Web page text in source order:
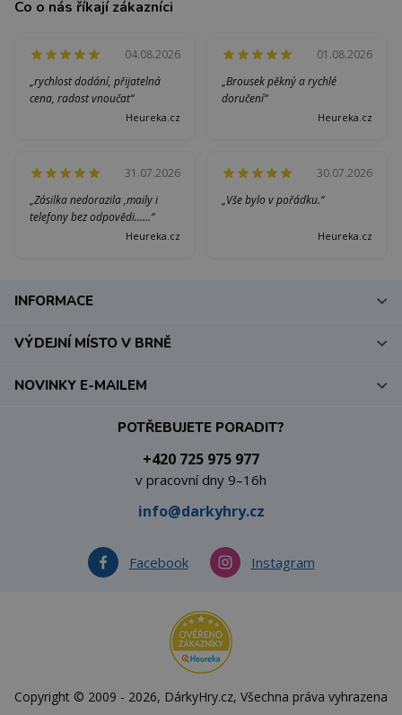
Co o nás říkají zákazníci
04.08.2026
„rychlost dodání, přijatelná
cena, radost vnoučat“
Heureka.cz
01.08.2026
„Brousek pěkný a rychlé
doručení“
Heureka.cz
31.07.2026
„Zásilka nedorazila ,maily i
telefony bez odpovědi......“
Heureka.cz
30.07.2026
„Vše bylo v pořádku.“
Heureka.cz
INFORMACE
VÝDEJNÍ MÍSTO V BRNĚ
POTŘEBUJETE PORADIT?
+420 725 975 977
v pracovní dny 9–16h
info@darkyhry.cz
Facebook Instagram
NOVINKY E-MAILEM
Copyright © 2009 - 2026, DárkyHry.cz, Všechna práva vyhrazena